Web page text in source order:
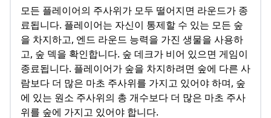
모든 플레이어의 주사위가 모두 떨어지면 라운드가 종
료됩니다. 플레이어는 자신이 통제할 수 있는 모든 숲
을 차지하고, 엔드 라운드 능력을 가진 생물을 사용하
고, 숲 덱을 확인합니다. 숲 데크가 비어 있으면 게임이
종료됩니다. 플레이어가 숲을 차지하려면 숲에 다른 사
람보다 더 많은 마초 주사위를 가지고 있어야 하며, 숲
에 있는 원소 주사위의 총 개수보다 더 많은 마초 주사
위를 숲에 가지고 있어야 합니다.